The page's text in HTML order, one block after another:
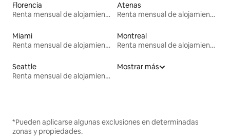
Florencia
Renta mensual de alojamientos
Atenas
Renta mensual de alojamientos
Miami
Renta mensual de alojamientos
Montreal
Renta mensual de alojamientos
Seattle
Renta mensual de alojamientos
Mostrar más
*Pueden aplicarse algunas exclusiones en determinadas
zonas y propiedades.